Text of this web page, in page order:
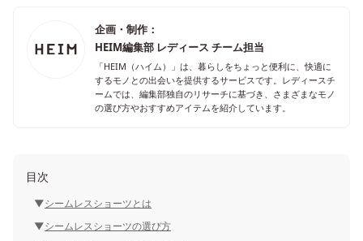
企画・制作：
HEIM編集部 レディース チーム担当
「HEIM（ハイム）」は、暮らしをちょっと便利に、快適に
するモノとの出会いを提供するサービスです。レディースチ
ームでは、編集部独自のリサーチに基づき、さまざまなモノ
の選び方やおすすめアイテムを紹介しています。
目次
シームレスショーツとは
シームレスショーツの選び方